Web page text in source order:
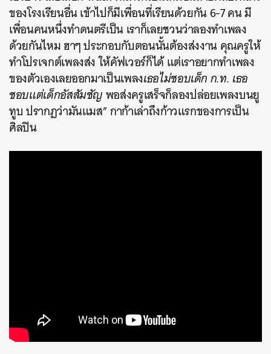
ของโรงเรียนอื่น เข้าไปก็มีเพื่อนที่เรียนด้วยกัน 6-7 คน มี
เพื่อนคนหนึ่งทำดนตรีเป็น เราก็เลยชวนว่าลองทำเพลง
ด้วยกันไหม ฮาๆ ประกอบกับตอนนั้นต้องส่งงาน คุณครูให้
ทำโปรเจกต์เพลงส่ง ให้คัฟเวอร์ก็ได้ แต่เราอยากทำเพลง
ของตัวเองเลยออกมาเป็นเพลงเธอไม่ชอบเด็ก ก.ท. เธอ
ชอบแต่เด็กอัสสัมชัญพอส่งครูเสร็จก็ลองปล่อยเพลงบนยู
ทูบ ปรากฏว่ามันแมส” กาก้าเล่าถึงก้าวแรกของการเป็น
ศิลปิน